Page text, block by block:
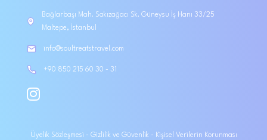
Bağlarbaşı Mah. Sakızağacı Sk. Güneysu İş Hanı 33/25
Maltepe, İstanbul
info@soultreatstravel.com
+90 850 215 60 30 - 31
Üyelik Sözleşmesi - Gizlilik ve Güvenlik - Kişisel Verilerin Korunması